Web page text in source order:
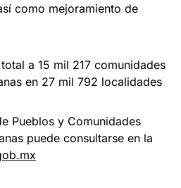
como mejoramiento de
a 15 mil 217 comunidades
en 27 mil 792 localidades
Pueblos y Comunidades
puede consultarse en la